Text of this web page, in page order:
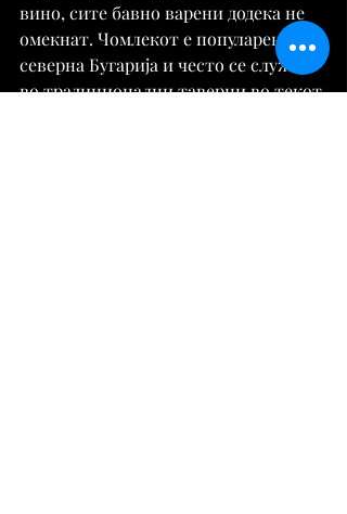
вино, сите бавно варени додека не
омекнат. Чомлекот е популарен во
северна Бугарија и често се служи
во традиционални таверни во текот